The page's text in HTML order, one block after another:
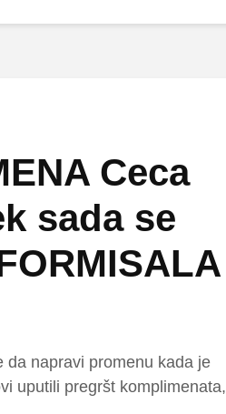
Ceca
sada se
da napravi promenu kada je
uputili pregršt komplimenata,